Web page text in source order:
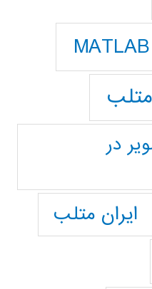
در
ایران متلب